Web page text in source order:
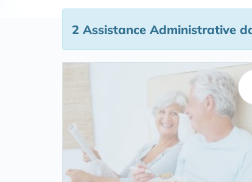
2 Assistance Administrative